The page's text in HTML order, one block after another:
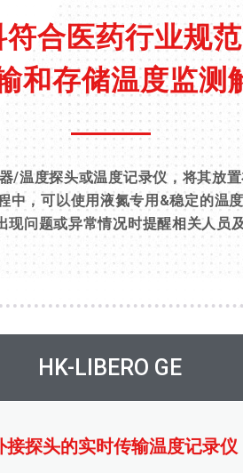
符合医药行业规
和存储温度监测
/温度探头或温度记录仪，将其放
中，可以使用液氮专用&稳定的温
现问题或异常情况时提醒相关人员
HK-LIBERO GE
接探头的实时传输温度记录仪